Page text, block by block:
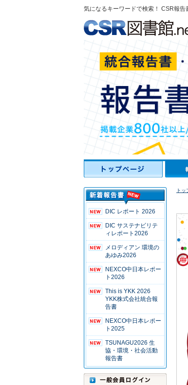
気になるキーワードで検索！ CSR報
DIC レポート 2026
DIC サステナビリテ
ィレポート2026
メロディアン 環境の
あゆみ2026
NEXCO中日本レポー
ト2026
This is YKK 2026
YKK株式会社統合報
告書
NEXCO中日本レポー
ト2025
TSUNAGU2026 生
協・環境・社会活動
報告書
トッ